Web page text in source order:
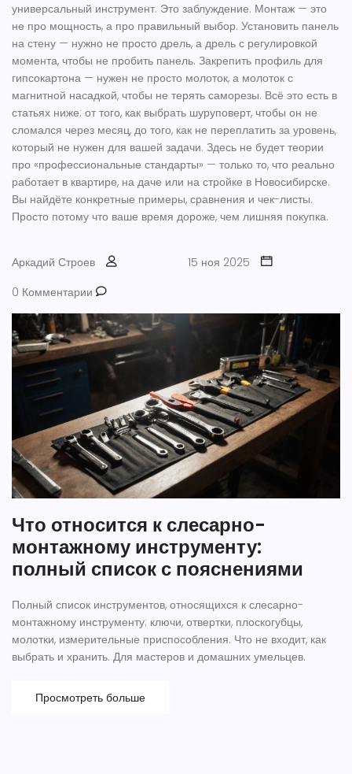
универсальный инструмент. Это заблуждение. Монтаж — это
не про мощность, а про правильный выбор. Установить панель
на стену — нужно не просто дрель, а дрель с регулировкой
момента, чтобы не пробить панель. Закрепить профиль для
гипсокартона — нужен не просто молоток, а молоток с
магнитной насадкой, чтобы не терять саморезы. Всё это есть в
статьях ниже: от того, как выбрать шуруповерт, чтобы он не
сломался через месяц, до того, как не переплатить за уровень,
который не нужен для вашей задачи. Здесь не будет теории
про «профессиональные стандарты» — только то, что реально
работает в квартире, на даче или на стройке в Новосибирске.
Вы найдёте конкретные примеры, сравнения и чек-листы.
Просто потому что ваше время дороже, чем лишняя покупка.
Аркадий Строев
15 ноя 2025
0 Комментарии
Что относится к слесарно-
монтажному инструменту:
полный список с пояснениями
Полный список инструментов, относящихся к слесарно-
монтажному инструменту: ключи, отвертки, плоскогубцы,
молотки, измерительные приспособления. Что не входит, как
выбрать и хранить. Для мастеров и домашних умельцев.
Просмотреть больше